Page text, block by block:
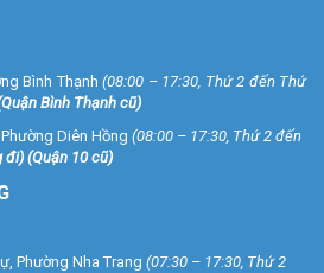
Bình Thạnh (08:00 – 17:30, Thứ 2 đến Thứ
Bình Thạnh cũ)
Diên Hồng (08:00 – 17:30, Thứ 2 đến
đi) (Quận 10 cũ)
Phường Nha Trang (07:30 – 17:30, Thứ 2